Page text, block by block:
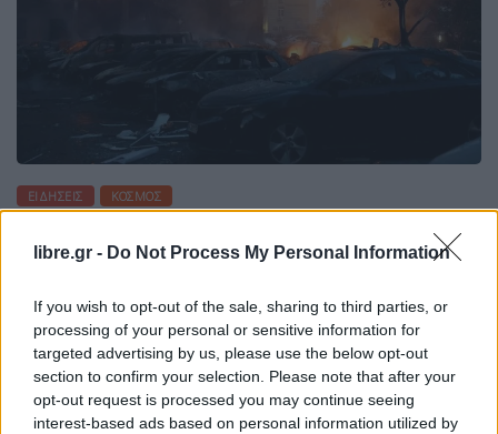
libre.gr - Do Not Process My Personal Information
If you wish to opt-out of the sale, sharing to third parties, or
processing of your personal or sensitive information for
targeted advertising by us, please use the below opt-out
section to confirm your selection. Please note that after your
opt-out request is processed you may continue seeing
interest-based ads based on personal information utilized by
ΕΙΔΉΣΕΙΣ ΚΌΣΜΟΣ
πλήγματα τη νύχτα – Οκτώ νεκροί
Η Συντακτική ομάδα του Libre
30 Ιουλίου, 2026